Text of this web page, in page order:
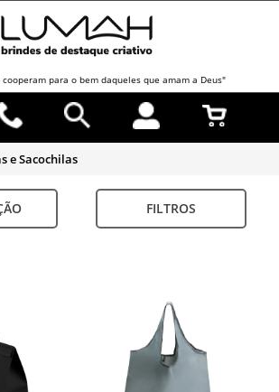
cooperam para o bem daqueles que amam a Deus"
e Sacochilas
FILTROS